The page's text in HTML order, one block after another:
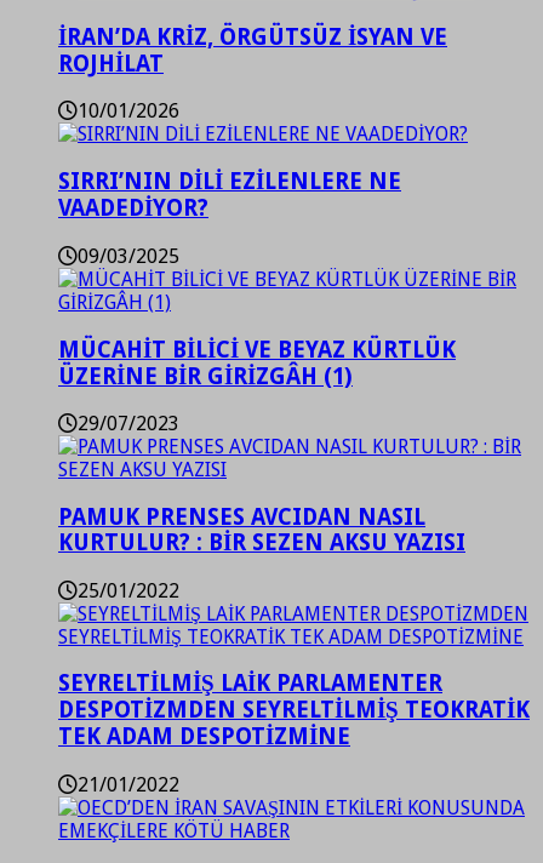
İRAN’DA KRİZ, ÖRGÜTSÜZ İSYAN VE
ROJHİLAT
10/01/2026
SIRRI’NIN DİLİ EZİLENLERE NE
VAADEDİYOR?
09/03/2025
MÜCAHİT BİLİCİ VE BEYAZ KÜRTLÜK
ÜZERİNE BİR GİRİZGÂH (1)
29/07/2023
PAMUK PRENSES AVCIDAN NASIL
KURTULUR? : BİR SEZEN AKSU YAZISI
25/01/2022
SEYRELTİLMİŞ LAİK PARLAMENTER
DESPOTİZMDEN SEYRELTİLMİŞ TEOKRATİK
TEK ADAM DESPOTİZMİNE
21/01/2022